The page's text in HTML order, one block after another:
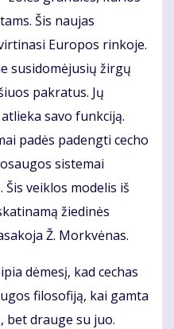
Šis naujas
Europos rinkoje.
susidomėjusių žirgų
pakratus. Jų
savo funkciją.
padės padengti cecho
sistemai
veiklos modelis iš
žiedinės
Ž. Morkvėnas.
dėmesį, kad cechas
filosofiją, kai gamta
bet drauge su juo.